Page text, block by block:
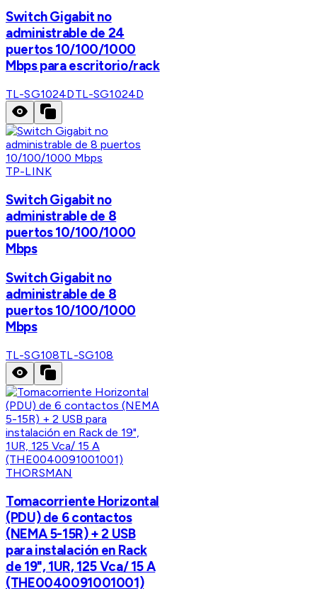
Switch Gigabit no
administrable de 24
puertos 10/100/1000
Mbps para escritorio/rack
TL-SG1024DTL-SG1024D
TP-LINK
Switch Gigabit no
administrable de 8
puertos 10/100/1000
Mbps
Switch Gigabit no
administrable de 8
puertos 10/100/1000
Mbps
TL-SG108TL-SG108
THORSMAN
Tomacorriente Horizontal
(PDU) de 6 contactos
(NEMA 5-15R) + 2 USB
para instalación en Rack
de 19", 1UR, 125 Vca/ 15 A
(THE0040091001001)